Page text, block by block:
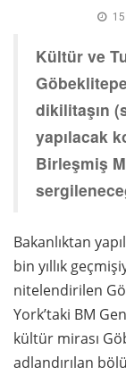
Kültür ve
dikilitaşın
yapılacak
Birleşmiş
Bakanlıktan
bin yıllık
nitelendirilen
York’taki BM
kültür mirası
adlandırılan